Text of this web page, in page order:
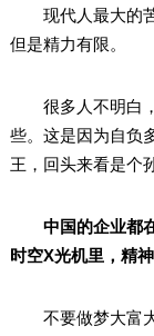
现代人最大的苦
但是精力有限。
很多人不明白，
些。这是因为自负
王，回头来看是个
中国的企业都
时空X光机里，精
不要做梦大富大